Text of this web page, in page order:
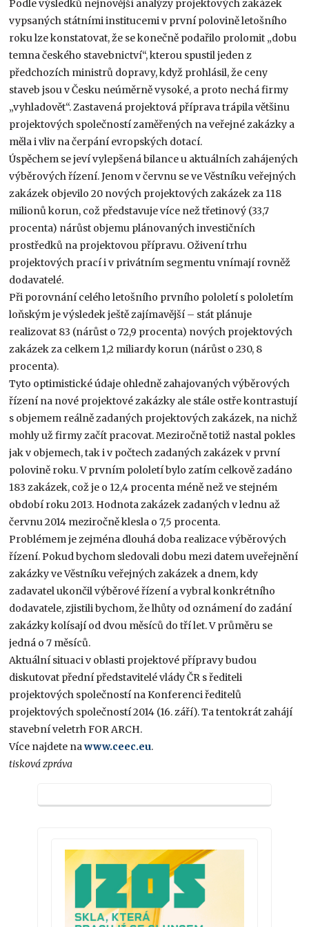
Podle výsledků nejnovější analýzy projektových zakázek
vypsaných státními institucemi v první polovině letošního
roku lze konstatovat, že se konečně podařilo prolomit „dobu
temna českého stavebnictví“, kterou spustil jeden z
předchozích ministrů dopravy, když prohlásil, že ceny
staveb jsou v Česku neúměrně vysoké, a proto nechá firmy
„vyhladovět“. Zastavená projektová příprava trápila většinu
projektových společností zaměřených na veřejné zakázky a
měla i vliv na čerpání evropských dotací.
Úspěchem se jeví vylepšená bilance u aktuálních zahájených
výběrových řízení. Jenom v červnu se ve Věstníku veřejných
zakázek objevilo 20 nových projektových zakázek za 118
milionů korun, což představuje více než třetinový (33,7
procenta) nárůst objemu plánovaných investičních
prostředků na projektovou přípravu. Oživení trhu
projektových prací i v privátním segmentu vnímají rovněž
dodavatelé.
Při porovnání celého letošního prvního pololetí s pololetím
loňským je výsledek ještě zajímavější – stát plánuje
realizovat 83 (nárůst o 72,9 procenta) nových projektových
zakázek za celkem 1,2 miliardy korun (nárůst o 230, 8
procenta).
Tyto optimistické údaje ohledně zahajovaných výběrových
řízení na nové projektové zakázky ale stále ostře kontrastují
s objemem reálně zadaných projektových zakázek, na nichž
mohly už firmy začít pracovat. Meziročně totiž nastal pokles
jak v objemech, tak i v počtech zadaných zakázek v první
polovině roku. V prvním pololetí bylo zatím celkově zadáno
183 zakázek, což je o 12,4 procenta méně než ve stejném
období roku 2013. Hodnota zakázek zadaných v lednu až
červnu 2014 meziročně klesla o 7,5 procenta.
Problémem je zejména dlouhá doba realizace výběrových
řízení. Pokud bychom sledovali dobu mezi datem uveřejnění
zakázky ve Věstníku veřejných zakázek a dnem, kdy
zadavatel ukončil výběrové řízení a vybral konkrétního
dodavatele, zjistili bychom, že lhůty od oznámení do zadání
zakázky kolísají od dvou měsíců do tří let. V průměru se
jedná o 7 měsíců.
Aktuální situaci v oblasti projektové přípravy budou
diskutovat přední představitelé vlády ČR s řediteli
projektových společností na Konferenci ředitelů
projektových společností 2014 (16. září). Ta tentokrát zahájí
stavební veletrh FOR ARCH.
Více najdete nawww.ceec.eu.
tisková zpráva